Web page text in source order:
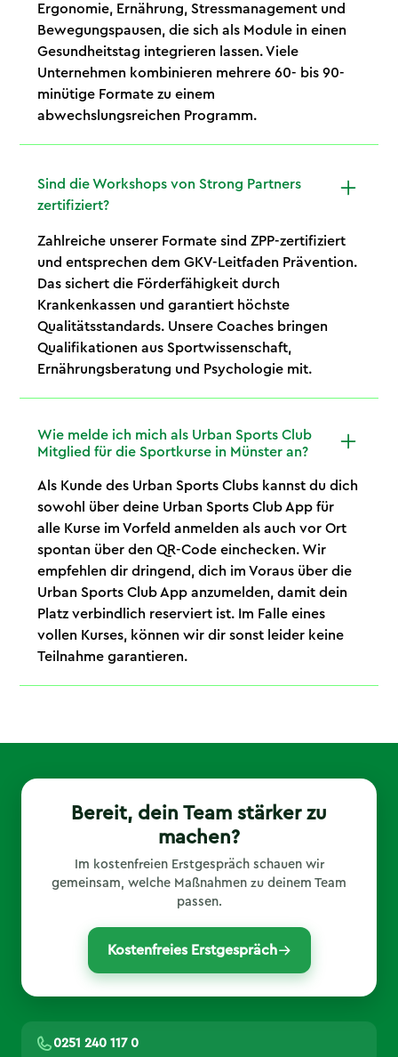
Ergonomie, Ernährung, Stressmanagement und
Bewegungspausen, die sich als Module in einen
Gesundheitstag integrieren lassen. Viele
Unternehmen kombinieren mehrere 60- bis 90-
minütige Formate zu einem
abwechslungsreichen Programm.
Sind die Workshops von Strong Partners
zertifiziert?
Zahlreiche unserer Formate sind ZPP-zertifiziert
und entsprechen dem GKV-Leitfaden Prävention.
Das sichert die Förderfähigkeit durch
Krankenkassen und garantiert höchste
Qualitätsstandards. Unsere Coaches bringen
Qualifikationen aus Sportwissenschaft,
Ernährungsberatung und Psychologie mit.
Wie melde ich mich als Urban Sports Club
Mitglied für die Sportkurse in Münster an?
Als Kunde des Urban Sports Clubs kannst du dich
sowohl über deine Urban Sports Club App für
alle Kurse im Vorfeld anmelden als auch vor Ort
spontan über den QR-Code einchecken. Wir
empfehlen dir dringend, dich im Voraus über die
Urban Sports Club App anzumelden, damit dein
Platz verbindlich reserviert ist. Im Falle eines
vollen Kurses, können wir dir sonst leider keine
Teilnahme garantieren.
Bereit, dein Team stärker zu
machen?
Im kostenfreien Erstgespräch schauen wir
gemeinsam, welche Maßnahmen zu deinem Team
passen.
Kostenfreies Erstgespräch
0251 240 117 0